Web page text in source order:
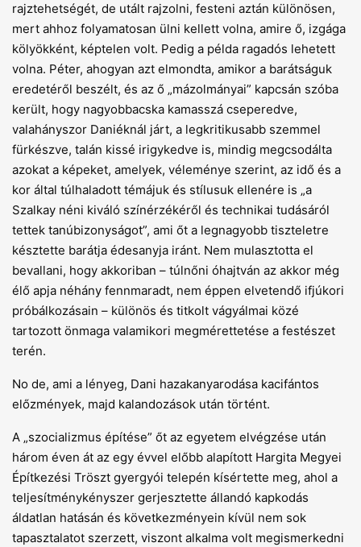
rajztehetségét, de utált rajzolni, festeni aztán különösen,
mert ahhoz folyamatosan ülni kellett volna, amire ő, izgága
kölyökként, képtelen volt. Pedig a példa ragadós lehetett
volna. Péter, ahogyan azt elmondta, amikor a barátságuk
eredetéről beszélt, és az ő „mázolmányai” kapcsán szóba
került, hogy nagyobbacska kamasszá cseperedve,
valahányszor Daniéknál járt, a legkritikusabb szemmel
fürkészve, talán kissé irigykedve is, mindig megcsodálta
azokat a képeket, amelyek, véleménye szerint, az idő és a
kor által túlhaladott témájuk és stílusuk ellenére is „a
Szalkay néni kiváló színérzékéről és technikai tudásáról
tettek tanúbizonyságot”, ami őt a legnagyobb tiszteletre
késztette barátja édesanyja iránt. Nem mulasztotta el
bevallani, hogy akkoriban – túlnőni óhajtván az akkor még
élő apja néhány fennmaradt, nem éppen elvetendő ifjúkori
próbálkozásain – különös és titkolt vágyálmai közé
tartozott önmaga valamikori megmérettetése a festészet
terén.
No de, ami a lényeg, Dani hazakanyarodása kacifántos
előzmények, majd kalandozások után történt.
A „szocializmus építése” őt az egyetem elvégzése után
három éven át az egy évvel előbb alapított Hargita Megyei
Építkezési Tröszt gyergyói telepén kísértette meg, ahol a
teljesítménykényszer gerjesztette állandó kapkodás
áldatlan hatásán és következményein kívül nem sok
tapasztalatot szerzett, viszont alkalma volt megismerkedni